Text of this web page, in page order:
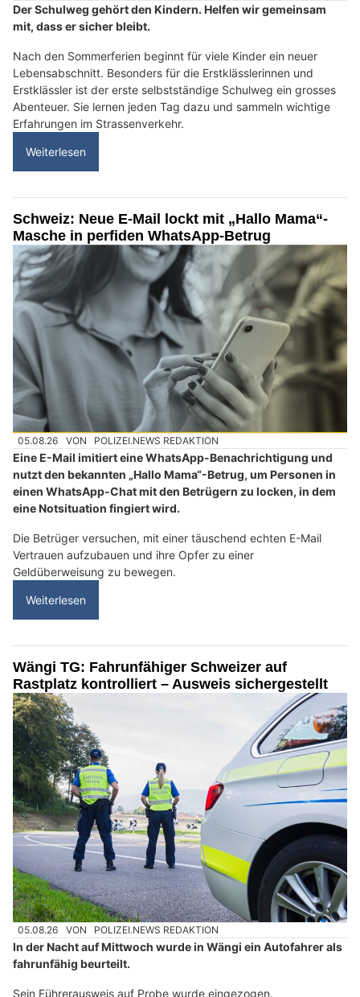
Der Schulweg gehört den Kindern. Helfen wir gemeinsam
mit, dass er sicher bleibt.
Nach den Sommerferien beginnt für viele Kinder ein neuer
Lebensabschnitt. Besonders für die Erstklässlerinnen und
Erstklässler ist der erste selbstständige Schulweg ein grosses
Abenteuer. Sie lernen jeden Tag dazu und sammeln wichtige
Erfahrungen im Strassenverkehr.
Weiterlesen
Schweiz: Neue E-Mail lockt mit „Hallo Mama“-
Masche in perfiden WhatsApp-Betrug
05.08.26 VON POLIZEI.NEWS REDAKTION
Eine E-Mail imitiert eine WhatsApp-Benachrichtigung und
nutzt den bekannten „Hallo Mama“-Betrug, um Personen in
einen WhatsApp-Chat mit den Betrügern zu locken, in dem
eine Notsituation fingiert wird.
Die Betrüger versuchen, mit einer täuschend echten E-Mail
Vertrauen aufzubauen und ihre Opfer zu einer
Geldüberweisung zu bewegen.
Weiterlesen
Wängi TG: Fahrunfähiger Schweizer auf
Rastplatz kontrolliert – Ausweis sichergestellt
05.08.26 VON POLIZEI.NEWS REDAKTION
In der Nacht auf Mittwoch wurde in Wängi ein Autofahrer als
fahrunfähig beurteilt.
Sein Führerausweis auf Probe wurde eingezogen.